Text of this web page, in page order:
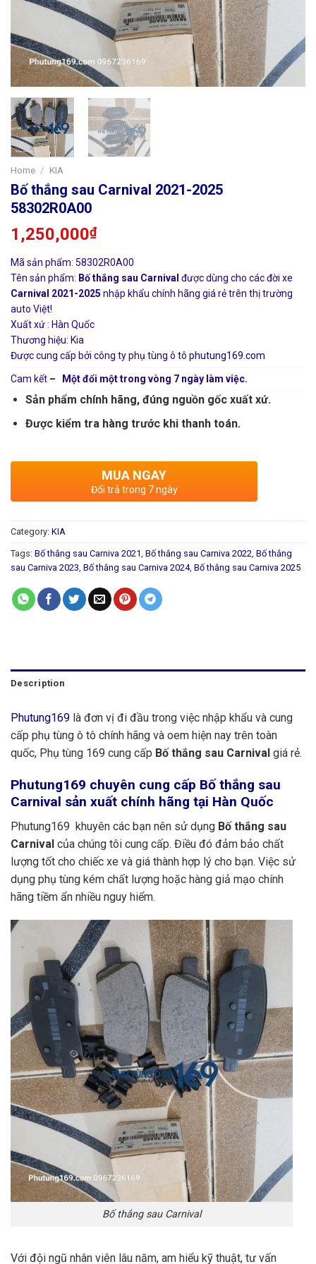
Home / KIA
Bố thắng sau Carnival 2021-2025
58302R0A00
1,250,000₫
Mã sản phẩm: 58302R0A00
Tên sản phẩm: Bố thắng sau Carnival được dùng cho các đời xe
Carnival 2021-2025 nhập khẩu chính hãng giá rẻ trên thị trường
auto Việt!
Xuất xứ : Hàn Quốc
Thương hiệu: Kia
Được cung cấp bởi công ty phụ tùng ô tô phutung169.com
Cam kết – Một đổi một trong vòng 7 ngày làm việc.
Sản phẩm chính hãng, đúng nguồn gốc xuất xứ.
Được kiểm tra hàng trước khi thanh toán.
MUA NGAY
Đổi trả trong 7 ngày
Category: KIA
Tags: Bố thắng sau Carniva 2021, Bố thắng sau Carniva 2022, Bố thắng
sau Carniva 2023, Bố thắng sau Carniva 2024, Bố thắng sau Carniva 2025
Description
Phutung169 là đơn vị đi đầu trong việc nhập khẩu và cung
cấp phụ tùng ô tô chính hãng và oem hiện nay trên toàn
quốc, Phụ tùng 169 cung cấp Bố thắng sau Carnival giá rẻ.
Phutung169 chuyên cung cấp Bố thắng sau
Carnival sản xuất chính hãng tại Hàn Quốc
Phutung169 khuyên các bạn nên sử dụng Bố thắng sau
Carnival của chúng tôi cung cấp. Điều đó đảm bảo chất
lượng tốt cho chiếc xe và giá thành hợp lý cho bạn. Việc sử
dụng phụ tùng kém chất lượng hoặc hàng giả mạo chính
hãng tiềm ẩn nhiều nguy hiểm.
Bố thắng sau Carnival
Với đội ngũ nhân viên lâu năm, am hiểu kỹ thuật, tư vấn